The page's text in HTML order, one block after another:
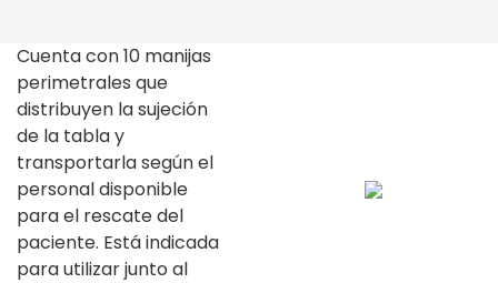
Cuenta con 10 manijas
perimetrales que
distribuyen la sujeción
de la tabla y
transportarla según el
personal disponible
para el rescate del
paciente. Está indicada
para utilizar junto al